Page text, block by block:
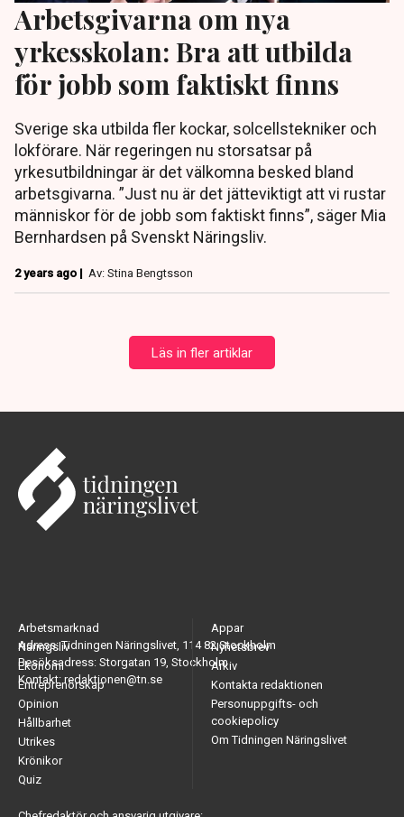
Arbetsgivarna om nya
yrkesskolan: Bra att utbilda
för jobb som faktiskt finns
Sverige ska utbilda fler kockar, solcellstekniker och
lokförare. När regeringen nu storsatsar på
yrkesutbildningar är det välkomna besked bland
arbetsgivarna. ”Just nu är det jätteviktigt att vi rustar
människor för de jobb som faktiskt finns”, säger Mia
Bernhardsen på Svenskt Näringsliv.
2 years ago | Av: Stina Bengtsson
Läs in fler artiklar
Adress: Tidningen Näringslivet, 114 82 Stockholm
Besöksadress: Storgatan 19, Stockholm
Kontakt: redaktionen@tn.se
Arbetsmarknad
Näringsliv
Ekonomi
Entreprenörskap
Opinion
Hållbarhet
Utrikes
Krönikor
Quiz
Appar
Nyhetsbrev
Arkiv
Kontakta redaktionen
Personuppgifts- och
cookiepolicy
Om Tidningen Näringslivet